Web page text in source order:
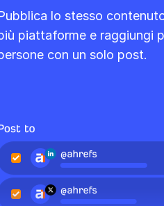
lo stesso
piattaforme e raggiungi
con un solo post.